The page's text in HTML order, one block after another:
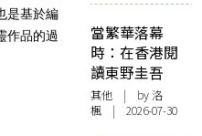
是基於編
作品的過
當繁華落幕
時：在香港閱
讀東野圭吾
其他 | by洛
楓 | 2026-07-30